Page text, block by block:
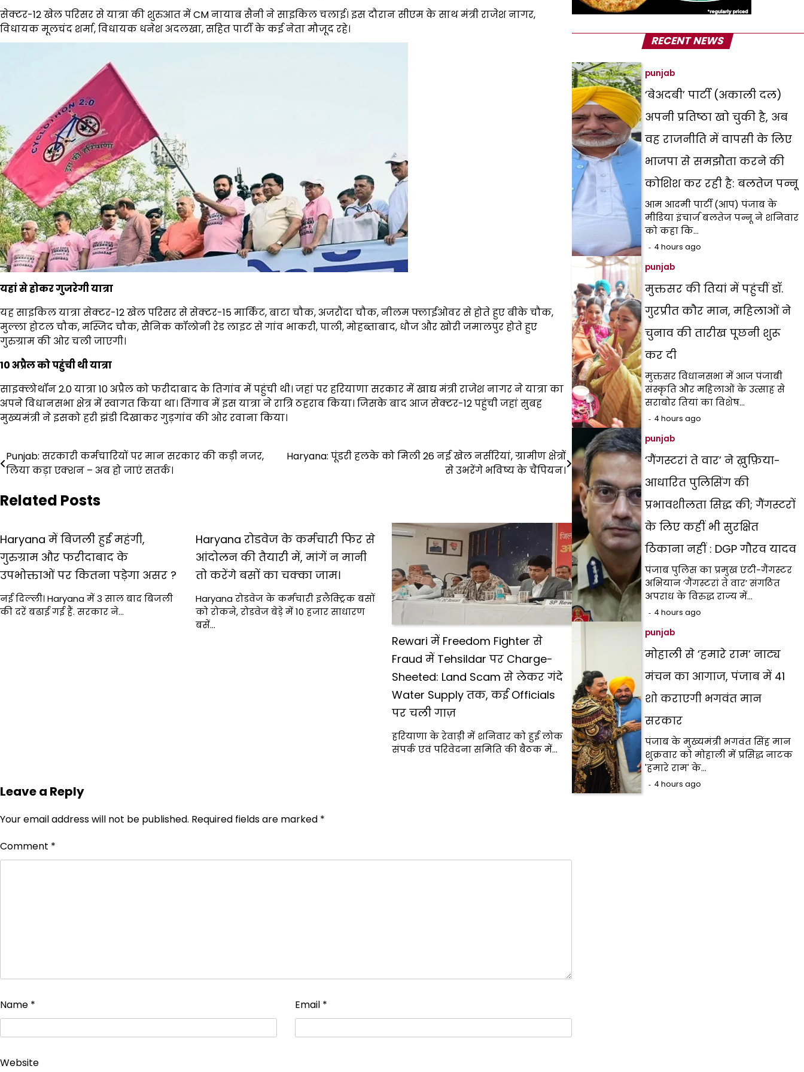
सेक्टर-12 खेल परिसर से यात्रा की शुरुआत में CM नायाब सैनी ने साइकिल चलाई। इस दौरान सीएम के साथ मंत्री राजेश नागर,
विधायक मूलचंद शर्मा, विधायक धनेश अदलखा, सहित पार्टी के कई नेता मौजूद रहे।
यहां से होकर गुजरेगी यात्रा
यह साइकिल यात्रा सेक्टर-12 खेल परिसर से सेक्टर-15 मार्किट, बाटा चौक, अजरौंदा चौक, नीलम फ्लाईओवर से होते हुए बीके चौक,
मुल्ला होटल चौक, मस्जिद चौक, सैनिक कॉलोनी रेड लाइट से गांव भाकरी, पाली, मोहब्ताबाद, धौज और खोरी जमालपुर होते हुए
गुरुग्राम की ओर चली जाएगी।
10 अप्रैल को पहुंची थी यात्रा
साइक्लोथॉन 2.0 यात्रा 10 अप्रैल को फरीदाबाद के तिगांव में पहुंची थी। जहां पर हरियाणा सरकार में खाद्य मंत्री राजेश नागर ने यात्रा का
अपने विधानसभा क्षेत्र में स्वागत किया था। तिंगाव में इस यात्रा ने रात्रि ठहराव किया। जिसके बाद आज सेक्टर-12 पहुंची जहां सुबह
मुख्यमंत्री ने इसको हरी झंडी दिखाकर गुड़गांव की ओर रवाना किया।
Post
navigation
Punjab: सरकारी कर्मचारियों पर मान सरकार की कड़ी नजर,
लिया कड़ा एक्शन – अब हो जाएं सतर्क।
Haryana: पूंडरी हलके को मिली 26 नई खेल नर्सरियां, ग्रामीण क्षेत्रों
से उभरेंगे भविष्य के चैंपियन।
Related Posts
Haryana में बिजली हुई महंगी,
गुरुग्राम और फरीदाबाद के
उपभोक्ताओं पर कितना पड़ेगा असर ?
नई दिल्‍ली। Haryana में 3 साल बाद बिजली
की दरें बढाई गई हैं. सरकार ने…
Haryana रोडवेज के कर्मचारी फिर से
आंदोलन की तैयारी में, मांगें न मानी
तो करेंगे बसों का चक्का जाम।
Haryana रोडवेज के कर्मचारी इलैक्ट्रिक बसों
को रोकने, रोडवेज बेड़े में 10 हजार साधारण
बसें…
Rewari में Freedom Fighter से
Fraud में Tehsildar पर Charge-
Sheeted: Land Scam से लेकर गंदे
Water Supply तक, कई Officials
पर चली गाज़
हरियाणा के रेवाड़ी में शनिवार को हुई लोक
संपर्क एवं परिवेदना समिति की बैठक में…
Leave a Reply
Your email address will not be published. Required fields are marked *
Comment *
Name * Email *
Website
RECENT NEWS
punjab
‘बेअदबी’ पार्टी (अकाली दल)
अपनी प्रतिष्ठा खो चुकी है, अब
वह राजनीति में वापसी के लिए
भाजपा से समझौता करने की
कोशिश कर रही है: बलतेज पन्नू
आम आदमी पार्टी (आप) पंजाब के
मीडिया इंचार्ज बलतेज पन्नू ने शनिवार
को कहा कि…
4 hours ago
punjab
मुक्तसर की तियां में पहुंचीं डॉ.
गुरप्रीत कौर मान, महिलाओं ने
चुनाव की तारीख पूछनी शुरू
कर दी
मुक्तसर विधानसभा में आज पंजाबी
संस्कृति और महिलाओं के उत्साह से
सराबोर तियां का विशेष…
4 hours ago
punjab
‘गैंगस्टरां ते वार’ ने ख़ुफ़िया-
आधारित पुलिसिंग की
प्रभावशीलता सिद्ध की; गैंगस्टरों
के लिए कहीं भी सुरक्षित
ठिकाना नहीं : DGP गौरव यादव
पंजाब पुलिस का प्रमुख एंटी-गैंगस्टर
अभियान ‘गैंगस्टरां ते वार’ संगठित
अपराध के विरुद्ध राज्य में…
4 hours ago
punjab
मोहाली से ‘हमारे राम’ नाट्य
मंचन का आगाज, पंजाब में 41
शो कराएगी भगवंत मान
सरकार
पंजाब के मुख्यमंत्री भगवंत सिंह मान
शुक्रवार को मोहाली में प्रसिद्ध नाटक
'हमारे राम' के…
4 hours ago